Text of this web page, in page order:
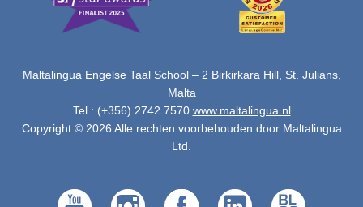
Maltalingua Engelse Taal School – 2 Birkirkara Hill, St. Julians,
Malta
Tel.: (+356) 2742 7570 www.maltalingua.nl
Copyright © 2026 Alle rechten voorbehouden door Maltalingua
Ltd.